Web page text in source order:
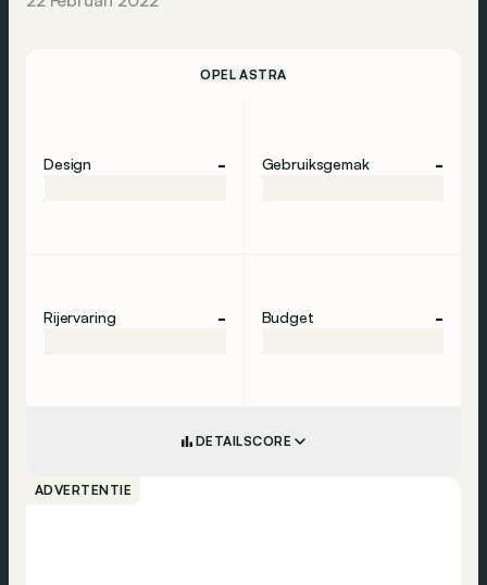
OPEL ASTRA
Design - Gebruiksgemak -
Rijervaring - Budget -
DETAILSCORE
ADVERTENTIE